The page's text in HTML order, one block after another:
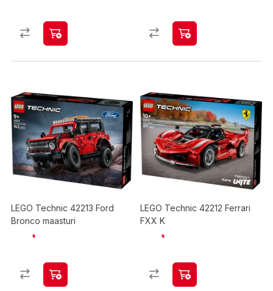
LEGO Technic 42213 Ford
Bronco maasturi
LEGO Technic 42212 Ferrari
FXX K